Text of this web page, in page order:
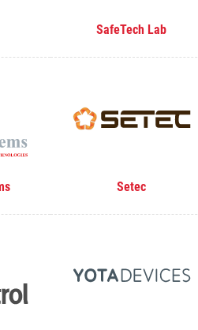
SafeTech Lab
Setec